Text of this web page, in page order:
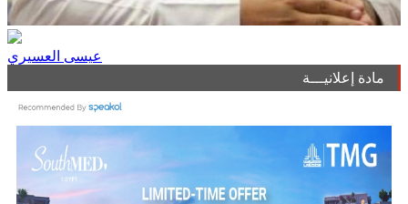
عيسى العسيري
مادة إعلانيـــة